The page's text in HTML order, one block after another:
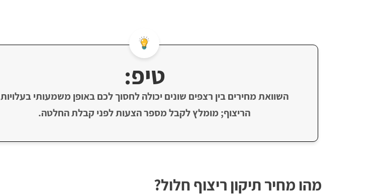
טיפ:
השוואת מחירים בין רצפים שונים יכולה לחסוך לכם באופן משמעותי בעלויות
הריצוף; מומלץ לקבל מספר הצעות לפני קבלת החלטה.
מהו מחיר תיקון ריצוף חלול?